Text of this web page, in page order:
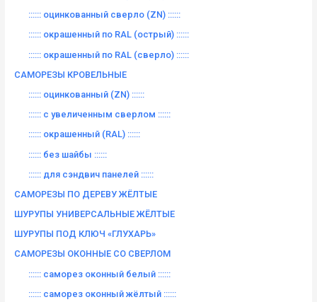
:::::: оцинкованный сверло (ZN) ::::::
:::::: окрашенный по RAL (острый) ::::::
:::::: окрашенный по RAL (сверло) ::::::
САМОРЕЗЫ КРОВЕЛЬНЫЕ
:::::: оцинкованный (ZN) ::::::
:::::: с увеличенным сверлом ::::::
:::::: окрашенный (RAL) ::::::
:::::: без шайбы ::::::
:::::: для сэндвич панелей ::::::
САМОРЕЗЫ ПО ДЕРЕВУ ЖЁЛТЫЕ
ШУРУПЫ УНИВЕРСАЛЬНЫЕ ЖЁЛТЫЕ
ШУРУПЫ ПОД КЛЮЧ «ГЛУХАРЬ»
САМОРЕЗЫ ОКОННЫЕ СО СВЕРЛОМ
:::::: саморез оконный белый ::::::
:::::: саморез оконный жёлтый ::::::